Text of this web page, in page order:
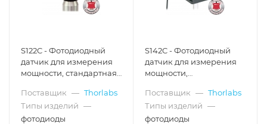
S122C - Фотодиодный
датчик для измерения
мощности, стандартная
германий, рабочий
спектральный
диапазон: 700 - 1800 нм,
Поставщик — Thorlabs
Типы изделий —
фотодиоды
S142C - Фотодиодный
датчик для измерения
мощности,
интегрирующая сфера,
кремний, рабочий
спектральный
Поставщик — Thorlabs
Типы изделий —
фотодиоды